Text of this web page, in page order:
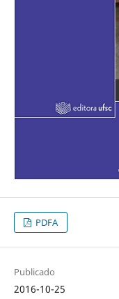
PDFA
Publicado
2016-10-25